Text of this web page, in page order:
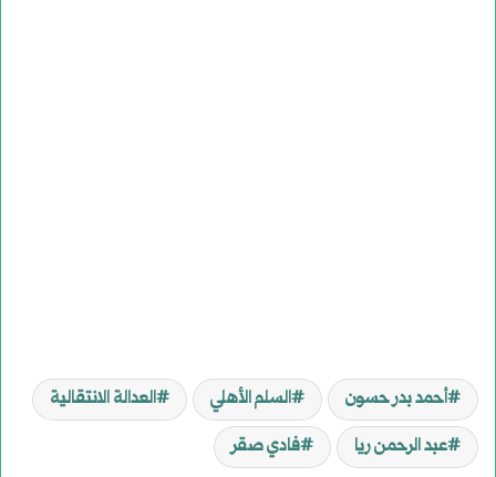
أحمد بدر حسون السلم الأهلي
العدالة الانتقالية
عبد الرحمن ريا
فادي صقر